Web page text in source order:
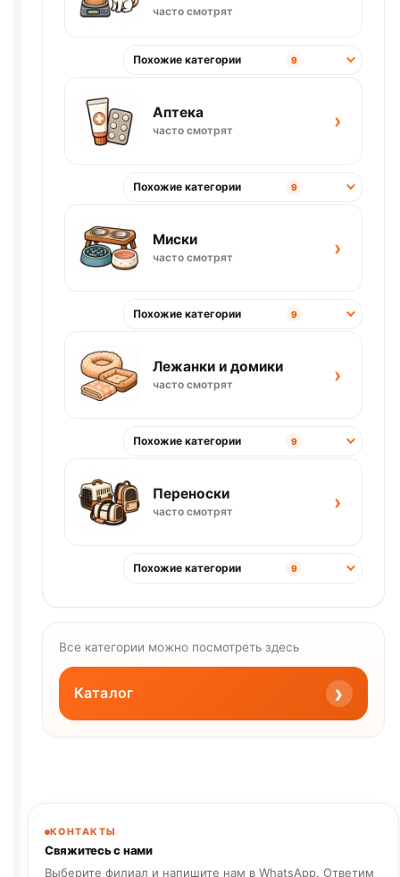
часто смотрят
Похожие категории 9
Аптека
часто смотрят ›
Похожие категории 9
Миски
часто смотрят ›
Похожие категории 9
Лежанки и домики
часто смотрят ›
Похожие категории 9
Переноски
часто смотрят ›
Похожие категории 9
Все категории можно посмотреть здесь
Каталог ›
КОНТАКТЫ
Свяжитесь с нами
Выберите филиал и напишите нам в WhatsApp. Ответим